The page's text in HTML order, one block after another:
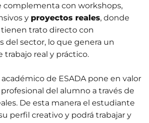
complementa con workshops,
y proyectos reales, donde
tienen trato directo con
del sector, lo que genera un
trabajo real y práctico.
de ESADA pone en valor
del alumno a través de
De esta manera el estudiante
perfil creativo y podrá trabajar y